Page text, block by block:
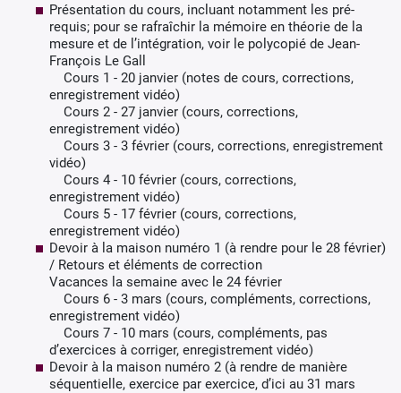
Présentation du cours, incluant notamment les pré-
requis; pour se rafraîchir la mémoire en théorie de la
mesure et de l’intégration, voir le polycopié de Jean-
François Le Gall
Cours 1 - 20 janvier (notes de cours, corrections,
enregistrement vidéo)
Cours 2 - 27 janvier (cours, corrections,
enregistrement vidéo)
Cours 3 - 3 février (cours, corrections, enregistrement
vidéo)
Cours 4 - 10 février (cours, corrections,
enregistrement vidéo)
Cours 5 - 17 février (cours, corrections,
enregistrement vidéo)
Devoir à la maison numéro 1 (à rendre pour le 28 février)
/ Retours et éléments de correction
Vacances la semaine avec le 24 février
Cours 6 - 3 mars (cours, compléments, corrections,
enregistrement vidéo)
Cours 7 - 10 mars (cours, compléments, pas
d’exercices à corriger, enregistrement vidéo)
Devoir à la maison numéro 2 (à rendre de manière
séquentielle, exercice par exercice, d’ici au 31 mars